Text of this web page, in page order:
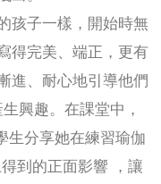
孩子一樣，開始時無
得完美、端正，更有
進、耐心地引導他們
興趣。在課堂中，
生分享她在練習瑜伽
到的正面影響 ，讓